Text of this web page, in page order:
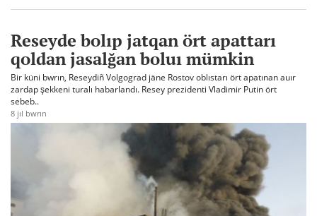
Reseyde bolıp jatqan ört apattarı
qoldan jasalğan boluı mümkin
Bir küni bwrın, Reseydiñ Volgograd jäne Rostov oblıstarı ört apatınan auır
zardap şekkeni turalı habarlandı. Resey prezidenti Vladimir Putin ört
sebeb..
8 jıl bwrın